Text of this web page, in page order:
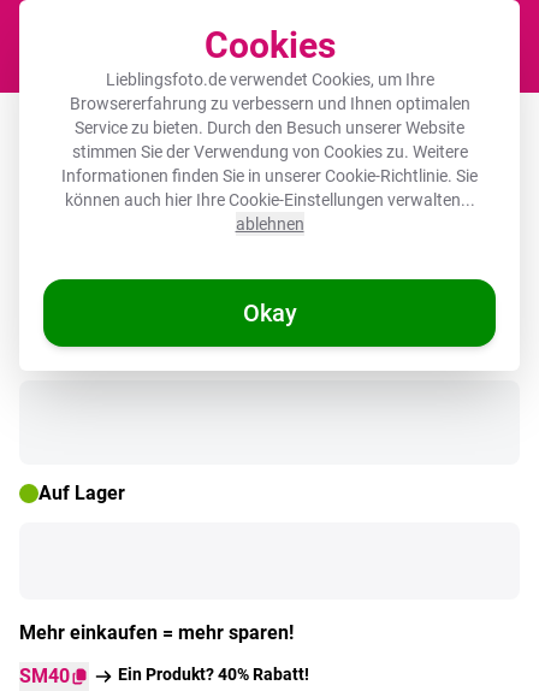
Cookies
Lieblingsfoto.de verwendet Cookies, um Ihre
Browsererfahrung zu verbessern und Ihnen optimalen
Service zu bieten. Durch den Besuch unserer Website
stimmen Sie der Verwendung von Cookies zu. Weitere
Informationen finden Sie in unsererCookie-Richtlinie. Sie
können auch hier Ihre Cookie-Einstellungen verwalten...
ablehnen
Okay
Fotorahmen schwarz ohne
Passepartout - Liebe - Rot -
Valentinstag
Auf Lager
Mehr einkaufen = mehr sparen!
SM40
Ein Produkt? 40% Rabatt!